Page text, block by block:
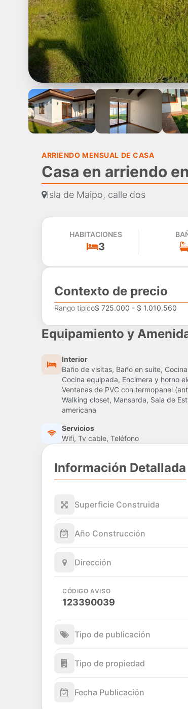
ARRIENDO MENSUAL DE CASA
Casa en arriendo
Isla de Maipo, calle dos
HABITACIONES
3
Contexto de precio
Rango típico$ 725.000 - $ 1.010.560
Equipamiento y
Interior
Baño de visitas, Baño en suite,
Cocina equipada, Encimera y horno
Ventanas de PVC con termopanel
Walking closet, Mansarda, Sala de
americana
Servicios
Wifi, Tv cable, Teléfono
Información Detallada
Superficie Construida
Año Construcción
Dirección
CÓDIGO AVISO
123390039
Tipo de publicación
Tipo de propiedad
Fecha Publicación